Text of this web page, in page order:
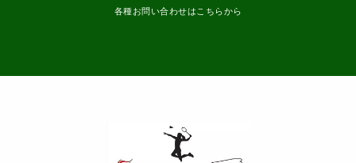
各種お問い合わせはこちらから